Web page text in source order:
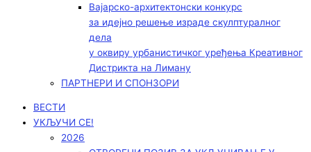
Вајарско-архитектонски конкурс
за идејно решење израде скулптуралног
дела
у оквиру урбанистичког уређења Креативног
Дистрикта на Лиману
ПАРТНЕРИ И СПОНЗОРИ
ВЕСТИ
УКЉУЧИ СЕ!
2026